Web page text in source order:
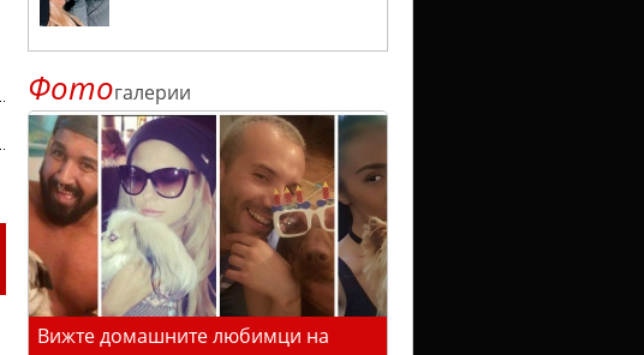
Фотогалерии
Вижте домашните любимци на